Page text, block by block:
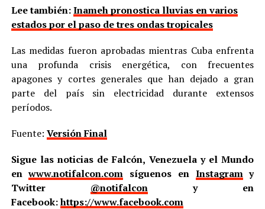
Lee también:Inameh pronostica lluvias en varios
estados por el paso de tres ondas tropicales
Las medidas fueron aprobadas mientras Cuba enfrenta
una profunda crisis energética, con frecuentes
apagones y cortes generales que han dejado a gran
parte del país sin electricidad durante extensos
períodos.
Fuente: Versión Final
Sigue las noticias de Falcón, Venezuela y el Mundo
enwww.notifalcon.com síguenos en Instagramy
Twitter @notifalcony en
Facebook:https://www.facebook.com